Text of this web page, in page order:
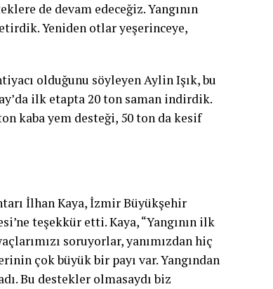
de devam edeceğiz. Yangının
Yeniden otlar yeşerinceye,
olduğunu söyleyen Aylin Işık, bu
ilk etapta 20 ton saman indirdik.
kaba yem desteği, 50 ton da kesif
İlhan Kaya, İzmir Büyükşehir
teşekkür etti. Kaya, “Yangının ilk
soruyorlar, yanımızdan hiç
çok büyük bir payı var. Yangından
Bu destekler olmasaydı biz